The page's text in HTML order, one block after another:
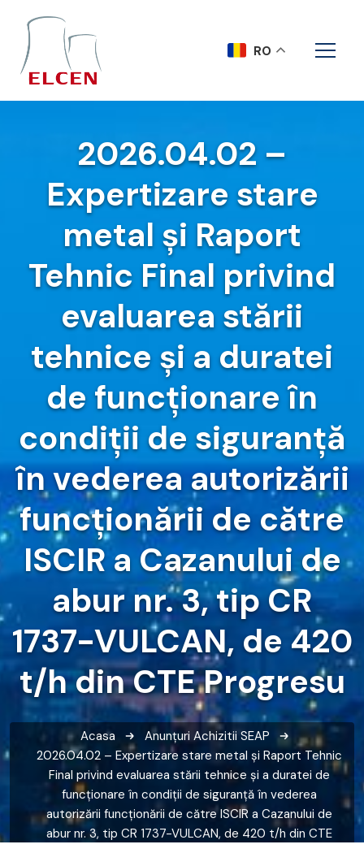
2026.04.02 –
Expertizare stare
metal și Raport
Tehnic Final privind
evaluarea stării
tehnice și a duratei
de funcționare în
condiții de siguranță
în vederea autorizării
funcționării de către
ISCIR a Cazanului de
abur nr. 3, tip CR
1737-VULCAN, de 420
t/h din CTE Progresu
Acasa Anunțuri Achizitii SEAP
2026.04.02 – Expertizare stare metal și Raport Tehnic
Final privind evaluarea stării tehnice și a duratei de
funcționare în condiții de siguranță în vederea
autorizării funcționării de către ISCIR a Cazanului de
abur nr. 3, tip CR 1737-VULCAN, de 420 t/h din CTE
RO